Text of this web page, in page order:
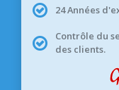
24 Années
Contrôle du
des clients.